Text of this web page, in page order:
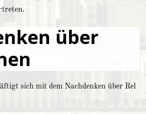
über
sich mit dem Nachdenken über Re­l